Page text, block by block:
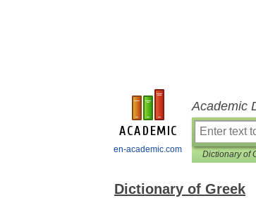
en-academic.com
Academic
Dictionary of
Dictionary of Greek